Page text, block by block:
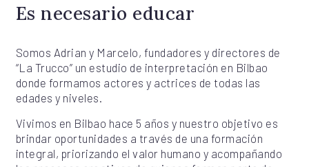
Es necesario educar
Somos Adrian y Marcelo, fundadores y directores de
“La Trucco” un estudio de interpretación en Bilbao
donde formamos actores y actrices de todas las
edades y niveles.
Vivimos en Bilbao hace 5 años y nuestro objetivo es
brindar oportunidades a través de una formación
integral, priorizando el valor humano y acompañando